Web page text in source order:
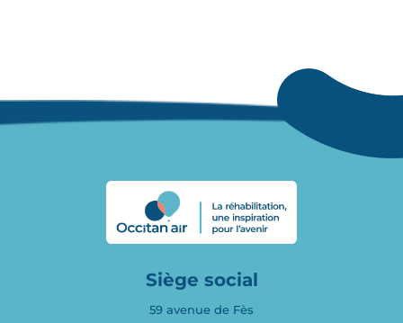
Siège social
59 avenue de Fès